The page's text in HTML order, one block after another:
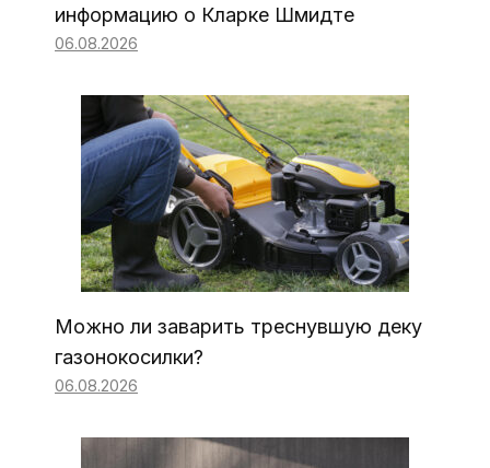
информацию о Кларке Шмидте
06.08.2026
Можно ли заварить треснувшую деку
газонокосилки?
06.08.2026